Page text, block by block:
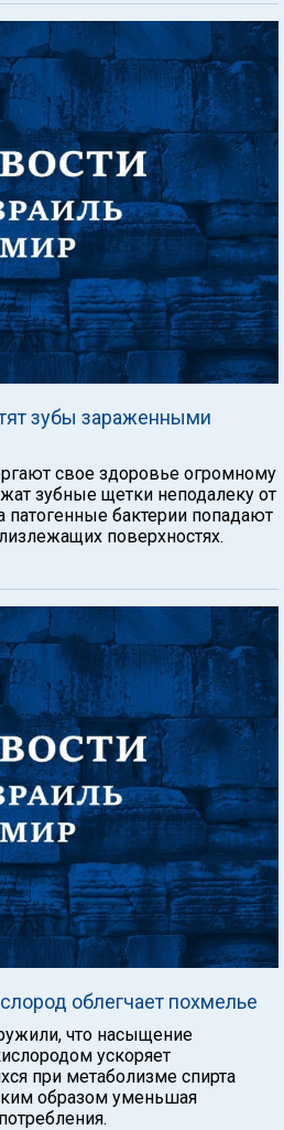
зубы зараженными
свое здоровье огромному
зубные щетки неподалеку от
бактерии попадают
поверхностях.
облегчает похмелье
что насыщение
ускоряет
при метаболизме спирта
образом уменьшая